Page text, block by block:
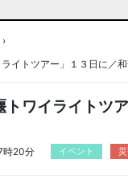
›
ライトツアー」１３日に／
トワイライトツ
時20分 イベント